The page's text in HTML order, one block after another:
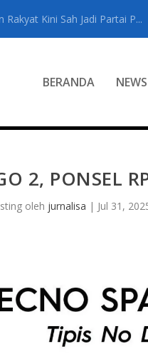
Kini Sah Jadi Partai P...
BERANDA NEWS
2, PONSEL
oleh jurnalisa | Jul 31,